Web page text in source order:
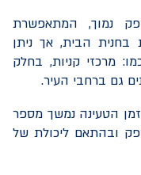
נמוך, המתאפשרת
הבית, אך ניתן
מרכזי קניות, בחלק
גם ברחבי העיר.
הטעינה נמשך מספר
ובהתאם ליכולת של